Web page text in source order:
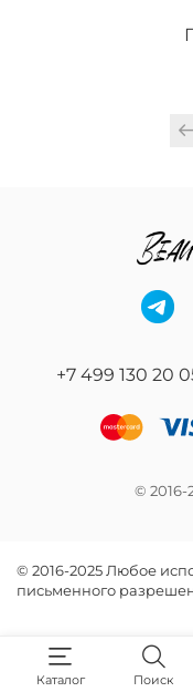
+7 499 130 20
© 2016-
© 2016-2025 Любое
письменного
Каталог Поиск